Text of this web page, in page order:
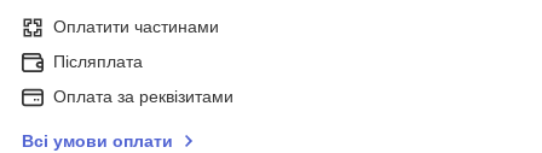
Оплатити частинами
Післяплата
Оплата за реквізитами
Всі умови оплати